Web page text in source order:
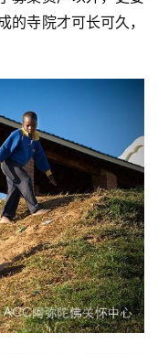
的寺院才可长可久，